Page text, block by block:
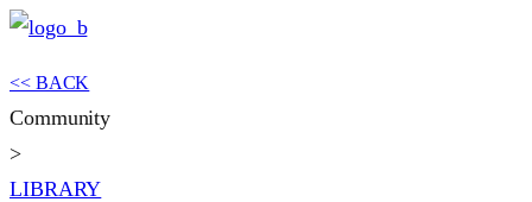
<< BACK
Community
>
LIBRARY